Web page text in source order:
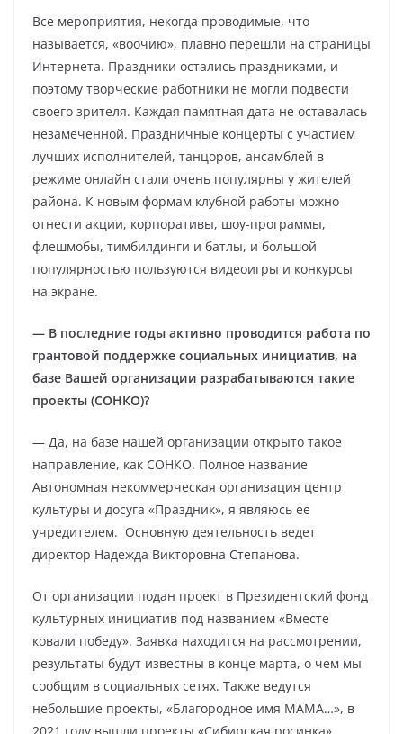
Все мероприятия, некогда проводимые, что
называется, «воочию», плавно перешли на страницы
Интернета. Праздники остались праздниками, и
поэтому творческие работники не могли подвести
своего зрителя. Каждая памятная дата не оставалась
незамеченной. Праздничные концерты с участием
лучших исполнителей, танцоров, ансамблей в
режиме онлайн стали очень популярны у жителей
района. К новым формам клубной работы можно
отнести акции, корпоративы, шоу-программы,
флешмобы, тимбилдинги и батлы, и большой
популярностью пользуются видеоигры и конкурсы
на экране.
— В последние годы активно проводится работа по
грантовой поддержке социальных инициатив, на
базе Вашей организации разрабатываются такие
проекты (СОНКО)?
— Да, на базе нашей организации открыто такое
направление, как СОНКО. Полное название
Автономная некоммерческая организация центр
культуры и досуга «Праздник», я являюсь ее
учредителем. Основную деятельность ведет
директор Надежда Викторовна Степанова.
От организации подан проект в Президентский фонд
культурных инициатив под названием «Вместе
ковали победу». Заявка находится на рассмотрении,
результаты будут известны в конце марта, о чем мы
сообщим в социальных сетях. Также ведутся
небольшие проекты, «Благородное имя МАМА…», в